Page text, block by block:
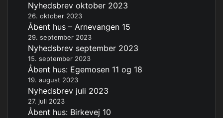
Nyhedsbrev oktober 2023
26. oktober 2023
Åbent hus – Arnevangen 15
29. september 2023
Nyhedsbrev september 2023
15. september 2023
Åbent hus: Egemosen 11 og 18
19. august 2023
Nyhedsbrev juli 2023
27. juli 2023
Åbent hus: Birkevej 10